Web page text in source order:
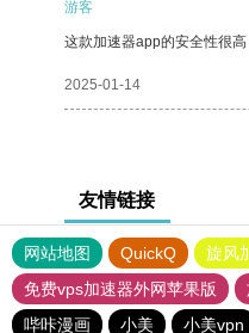
游客
这款加速器app的安全性很
2025-01-14
友情链接
网站地图 QuickQ 旋风
免费vps加速器外网苹果版
哔咔漫画
小美 小美vpn